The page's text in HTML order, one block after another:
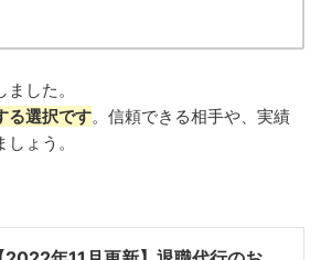
した。
る選択です。信頼できる相手や、実績
ょう。